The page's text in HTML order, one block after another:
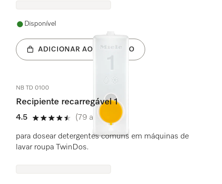
Disponível
ADICIONAR AO CARRINHO
NB TD 0100
Recipiente recarregável 1
4.5
4.5 estrela(s) de 5
(79 avaliações)
para dosear detergentes comuns em máquinas de
lavar roupa TwinDos.